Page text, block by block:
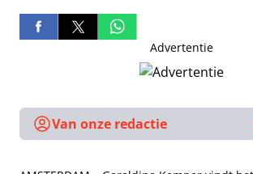
Advertentie
Van onze redactie